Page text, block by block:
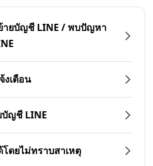
ายบัญชี LINE / พบปัญหา
เตือน
บัญชี LINE
ดยไม่ทราบสาเหตุ